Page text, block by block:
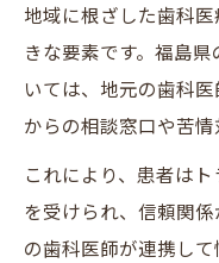
地域に根ざした歯科
きな要素です。福島
いては、地元の歯科
からの相談窓口や苦情
これにより、患者は
を受けられ、信頼関
の歯科医師が連携して